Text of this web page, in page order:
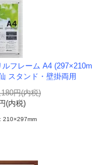
ルフレーム A4 (297×210m
スタンド・壁掛両用
円(内税)
(内税)
210×297mm